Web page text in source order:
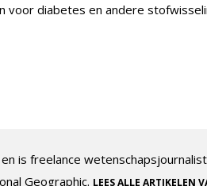
voor diabetes en andere
is freelance
Geographic. LEES ALLE ARTIKELEN